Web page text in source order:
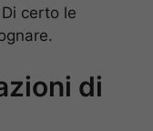
certo le
di